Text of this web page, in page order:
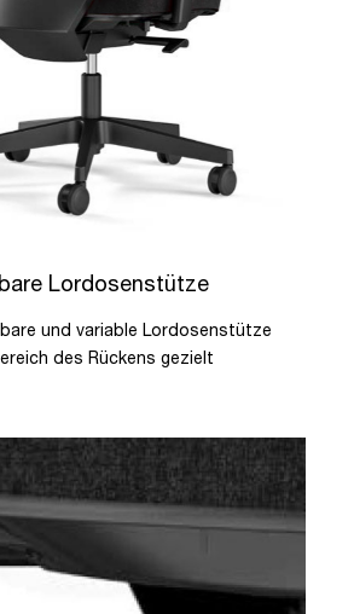
Lordosenstütze
und variable Lordosenstütze
des Rückens gezielt